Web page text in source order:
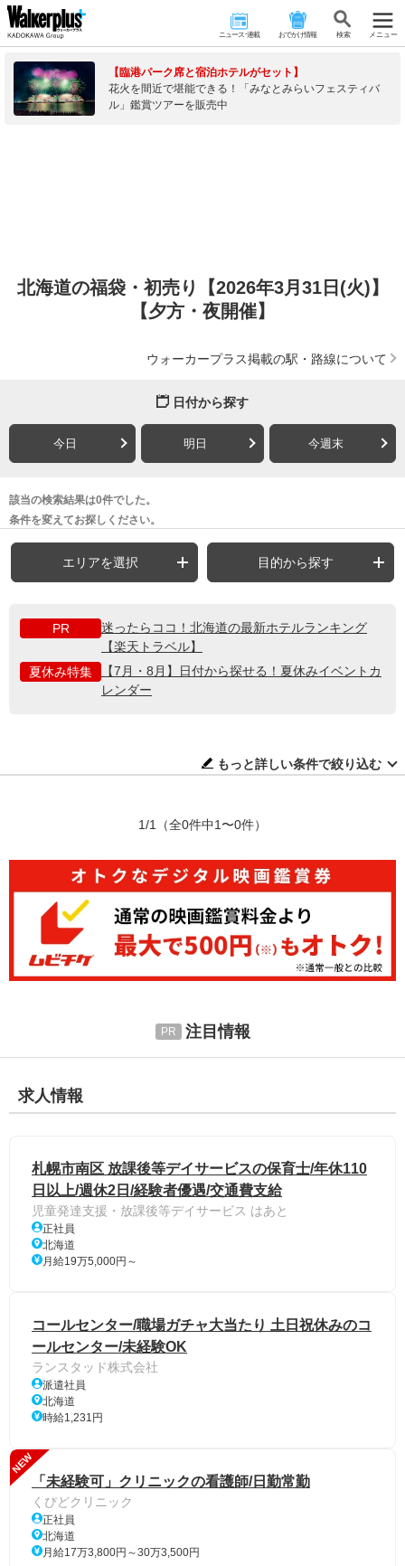
ニュース･連載 おでかけ情報 検 索 メニュー
【臨港パーク席と宿泊ホテルがセット】
花火を間近で堪能できる！「みなとみらいフェスティバ
ル」鑑賞ツアーを販売中
北海道の福袋・初売り【2026年3月31日(火)】
【夕方・夜開催】
ウォーカープラス掲載の駅・路線について
日付から探す
今日 明日 今週末
該当の検索結果は0件でした。
条件を変えてお探しください。
エリアを選択 目的から探す
PR
迷ったらココ！北海道の最新ホテルランキング
【楽天トラベル】
夏休み特集
【7月・8月】日付から探せる！夏休みイベントカ
レンダー
もっと詳しい条件で絞り込む
1/1 （全0件中1〜0件）
注目情報
求人情報
札幌市南区 放課後等デイサービスの保育士/年休110
日以上/週休2日/経験者優遇/交通費支給
児童発達支援・放課後等デイサービス はあと
正社員
北海道
月給19万5,000円～
コールセンター/職場ガチャ大当たり 土日祝休みのコ
ールセンター/未経験OK
ランスタッド株式会社
派遣社員
北海道
時給1,231円
NEW
「未経験可」クリニックの看護師/日勤常勤
くぴどクリニック
正社員
北海道
月給17万3,800円～30万3,500円